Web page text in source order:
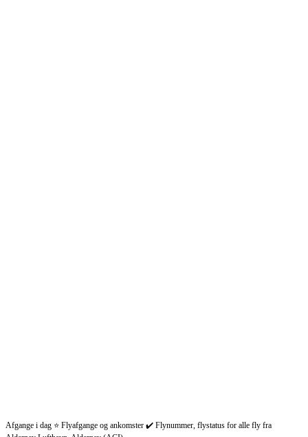
Afgange i dag ⭐ Flyafgange og ankomster ✔️ Flynummer, flystatus for alle fly fra